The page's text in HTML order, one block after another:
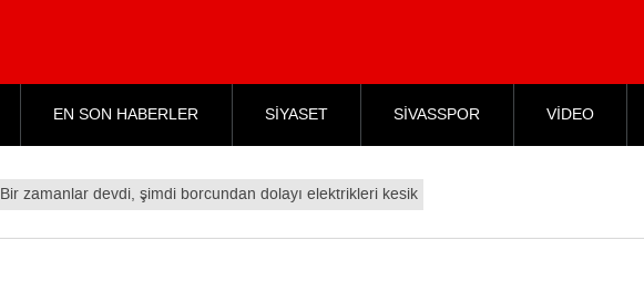
EN SON HABERLER SİYASET SİVASSPOR VİDEO
Bir zamanlar devdi, şimdi borcundan dolayı elektrikleri kesik